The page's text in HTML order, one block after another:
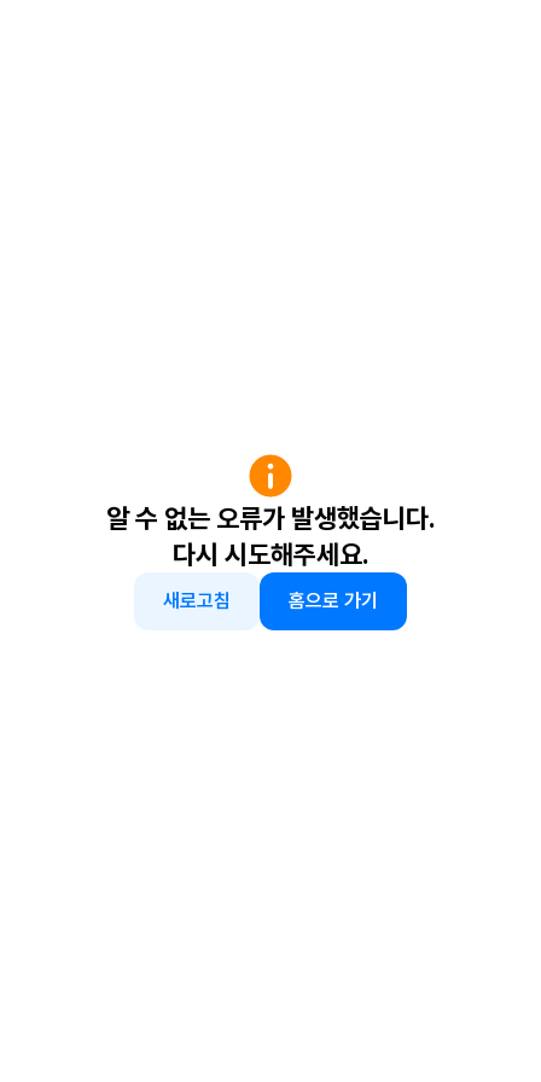
알 수 없는 오류가 발생했습니다.
다시 시도해주세요.
새로고침 홈으로 가기